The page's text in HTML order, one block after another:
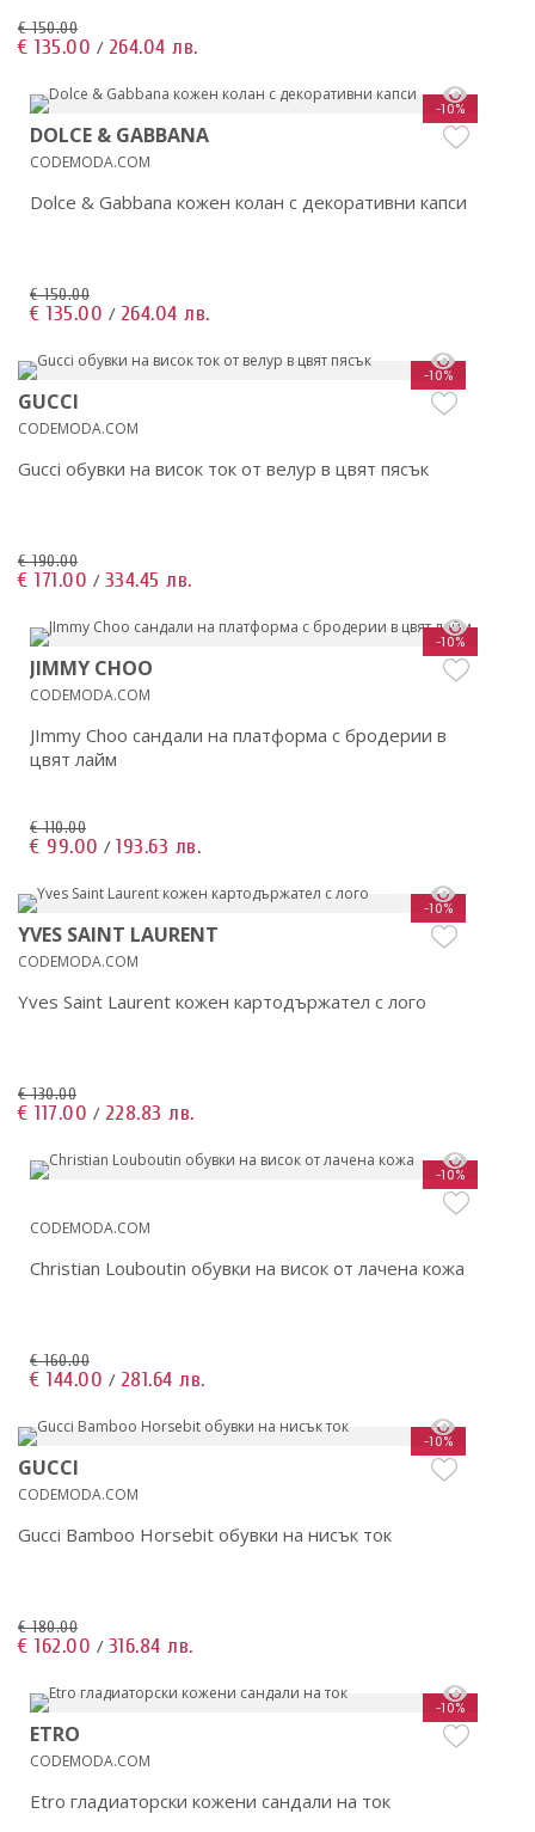
€ 150.00
€ 135.00 / 264.04 лв.
-10%
DOLCE & GABBANA
CODEMODA.COM
Dolce & Gabbana кожен колан с декоративни капси
€ 150.00
€ 135.00 / 264.04 лв.
-10%
GUCCI
CODEMODA.COM
Gucci обувки на висок ток от велур в цвят пясък
€ 190.00
€ 171.00 / 334.45 лв.
-10%
JIMMY CHOO
CODEMODA.COM
JImmy Choo сандали на платформа с бродерии в
цвят лайм
€ 110.00
€ 99.00 / 193.63 лв.
-10%
YVES SAINT LAURENT
CODEMODA.COM
Yves Saint Laurent кожен картодържател с лого
€ 130.00
€ 117.00 / 228.83 лв.
-10%
CODEMODA.COM
Christian Louboutin обувки на висок от лачена кожа
€ 160.00
€ 144.00 / 281.64 лв.
-10%
GUCCI
CODEMODA.COM
Gucci Bamboo Horsebit обувки на нисък ток
€ 180.00
€ 162.00 / 316.84 лв.
-10%
ETRO
CODEMODA.COM
Etro гладиаторски кожени сандали на ток